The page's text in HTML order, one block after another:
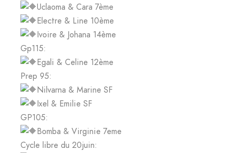
Uclaoma & Cara 7ème
Electre & Line 10ème
Ivoire & Johana 14ème
Gp115:
Egali & Celine 12ème
Prep 95:
Nilvarna & Marine SF
Ixel & Emilie SF
GP105:
Bomba & Virginie 7eme
Cycle libre du 20juin: